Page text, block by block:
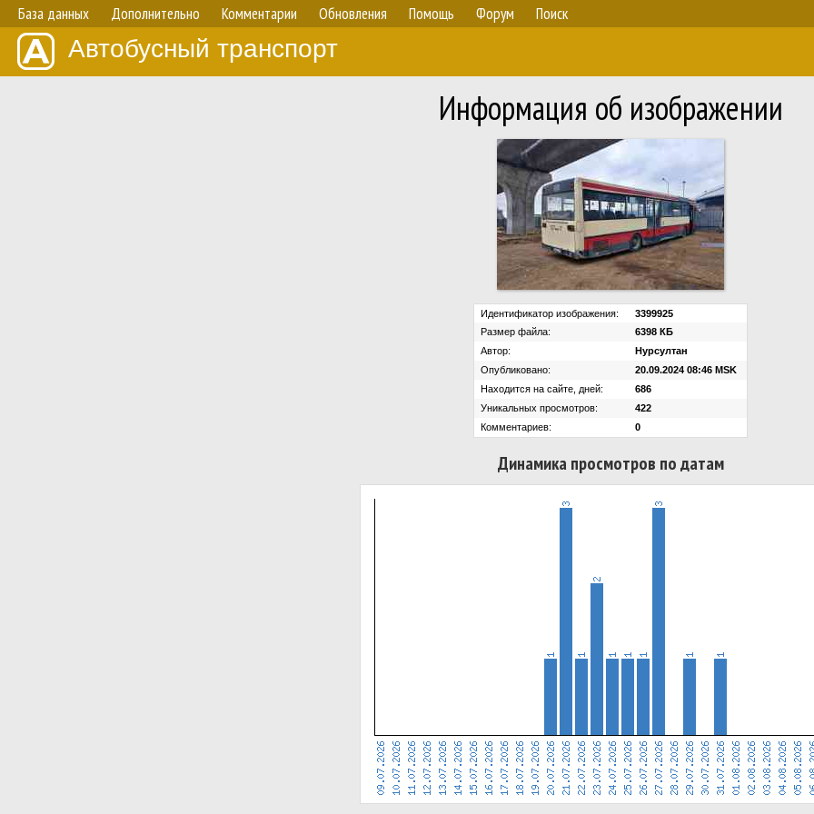
База данных Дополнительно Комментарии Обновления Помощь Форум Поиск
Автобусный транспорт
Информация об изображении
Идентификатор изображения:
3399925
Размер файла:
6398 КБ
Автор:
Нурсултан
Опубликовано:
20.09.2024 08:46 MSK
Находится на сайте, дней:
686
Уникальных просмотров:
422
Комментариев:
0
Динамика просмотров по датам